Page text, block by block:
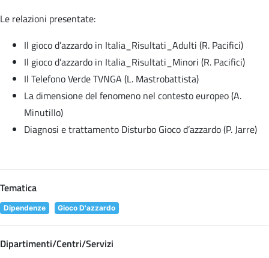
Le relazioni presentate:
Il gioco d’azzardo in Italia_Risultati_Adulti (R. Pacifici)
Il gioco d’azzardo in Italia_Risultati_Minori (R. Pacifici)
Il Telefono Verde TVNGA (L. Mastrobattista)
La dimensione del fenomeno nel contesto europeo (A.
Minutillo)
Diagnosi e trattamento Disturbo Gioco d’azzardo (P. Jarre)
Tematica
Dipendenze Gioco D'azzardo
Dipartimenti/Centri/Servizi